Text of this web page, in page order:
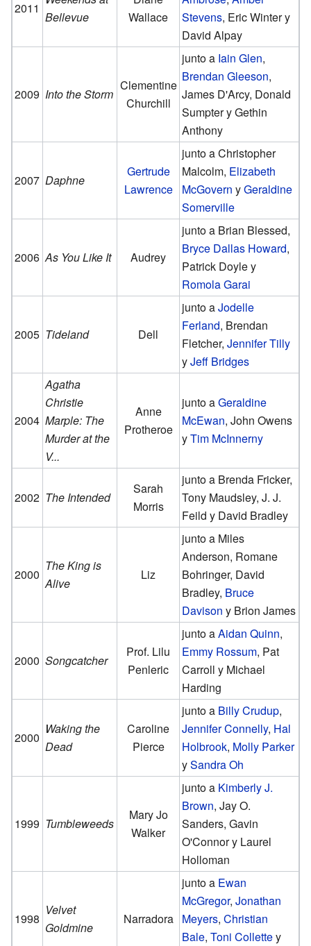
2011
Bellevue
Wallace
Stevens, Eric Winter y
David Alpay
2009 Into the Storm
Clementine
Churchill
junto a Iain Glen,
Brendan Gleeson,
James D'Arcy, Donald
Sumpter y Gethin
Anthony
2007 Daphne
Gertrude
Lawrence
junto a Christopher
Malcolm, Elizabeth
McGovern yGeraldine
Somerville
2006 As You Like It Audrey
junto a Brian Blessed,
Bryce Dallas Howard,
Patrick Doyle y
Romola Garai
2005 Tideland Dell
junto aJodelle
Ferland, Brendan
Fletcher,Jennifer Tilly
yJeff Bridges
2004
Agatha
Christie
Marple: The
Murder at the
V...
Anne
Protheroe
junto aGeraldine
McEwan, John Owens
yTim McInnerny
2002 The Intended
Sarah
Morris
junto a Brenda Fricker,
Tony Maudsley, J. J.
Feild y David Bradley
2000
The King is
Alive
Liz
junto a Miles
Anderson, Romane
Bohringer, David
Bradley, Bruce
Davison y Brion James
2000 Songcatcher
Prof. Lilu
Penleric
junto aAidan Quinn,
Emmy Rossum, Pat
Carroll y Michael
Harding
2000
Waking the
Dead
Caroline
Pierce
junto a Billy Crudup,
Jennifer Connelly, Hal
Holbrook, Molly Parker
ySandra Oh
1999 Tumbleweeds
Mary Jo
Walker
junto a Kimberly J.
Brown, Jay O.
Sanders, Gavin
O'Connor y Laurel
Holloman
1998
Velvet
Goldmine
Narradora
junto a Ewan
McGregor,Jonathan
Meyers,Christian
Bale,Toni Collettey